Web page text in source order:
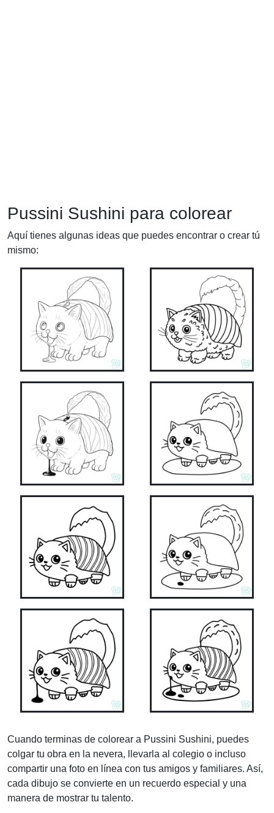
Pussini Sushini para colorear
Aquí tienes algunas ideas que puedes encontrar o crear tú
mismo:
Cuando terminas de colorear a Pussini Sushini, puedes
colgar tu obra en la nevera, llevarla al colegio o incluso
compartir una foto en línea con tus amigos y familiares. Así,
cada dibujo se convierte en un recuerdo especial y una
manera de mostrar tu talento.